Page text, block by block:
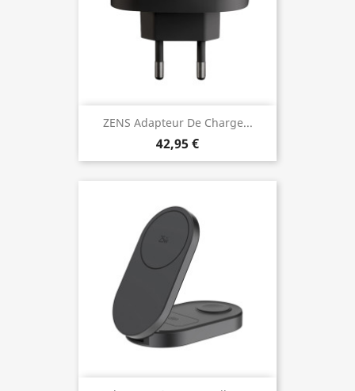
ZENS Adapteur De Charge...
42,95 €